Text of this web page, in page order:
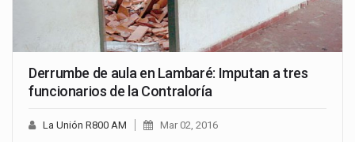
Derrumbe de aula en Lambaré: Imputan a tres
funcionarios de la Contraloría
La Unión R800 AM Mar 02, 2016